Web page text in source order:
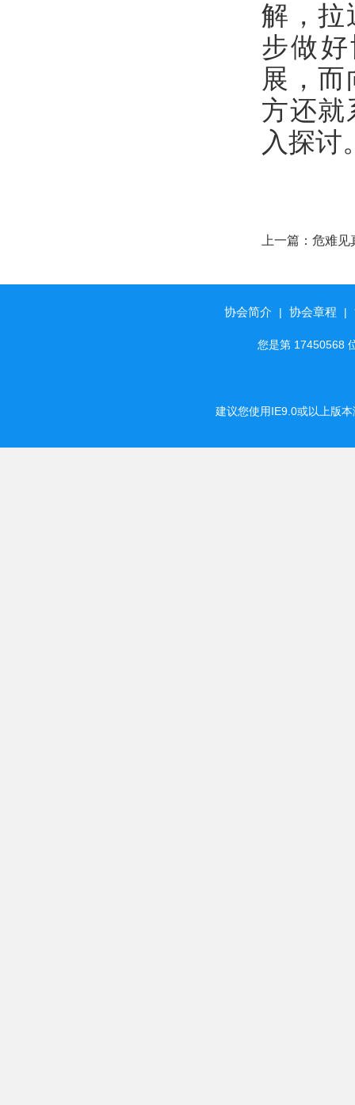
解，拉
步做
展，
方还就
入探讨
上一篇： 危难
协会简介 | 协会章程 |
您是第 17450568
建议您使用IE9.0或以上版